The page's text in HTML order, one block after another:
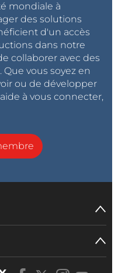
mondiale à
des solutions
d'un accès
dans notre
collaborer avec des
vous soyez en
ou de développer
à vous connecter,